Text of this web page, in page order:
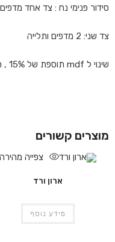
סידור פנימי נח : צד אחד מדפים
צד שני: 2 מדפים ותלייה
שינוי ל mdf תוספת של 15% , תוספת לסנדוויץ’ 30%
מוצרים קשורים
צפייה מהירה
ארון ורד
מידע נוסף